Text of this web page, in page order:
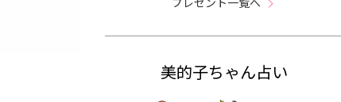
美的子ちゃん占い